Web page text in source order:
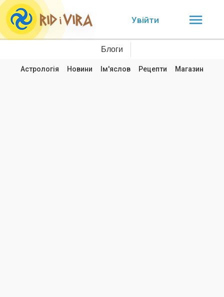
Увійти
Блоги
Астрологія Новини Ім'яслов Рецепти Магазин